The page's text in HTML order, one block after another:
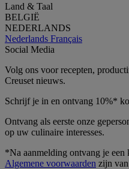
Land & Taal
BELGIË
NEDERLANDS
Nederlands Français
Social Media
Volg ons voor recepten,
Creuset nieuws.
Schrijf je in en ontvang 10%*
Ontvang als eerste onze
op uw culinaire interesses.
*Na aanmelding ontvang je
Algemene voorwaarden zijn